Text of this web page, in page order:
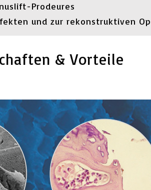
Prodeures
und zur rekonstruktiven
& Vorteile